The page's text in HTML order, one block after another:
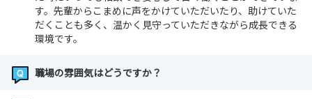
す。先輩からこまめに声をかけていただいたり、助けていた
だくことも多く、温かく見守っていただきながら成長できる
環境です。
職場の雰囲気はどうですか？